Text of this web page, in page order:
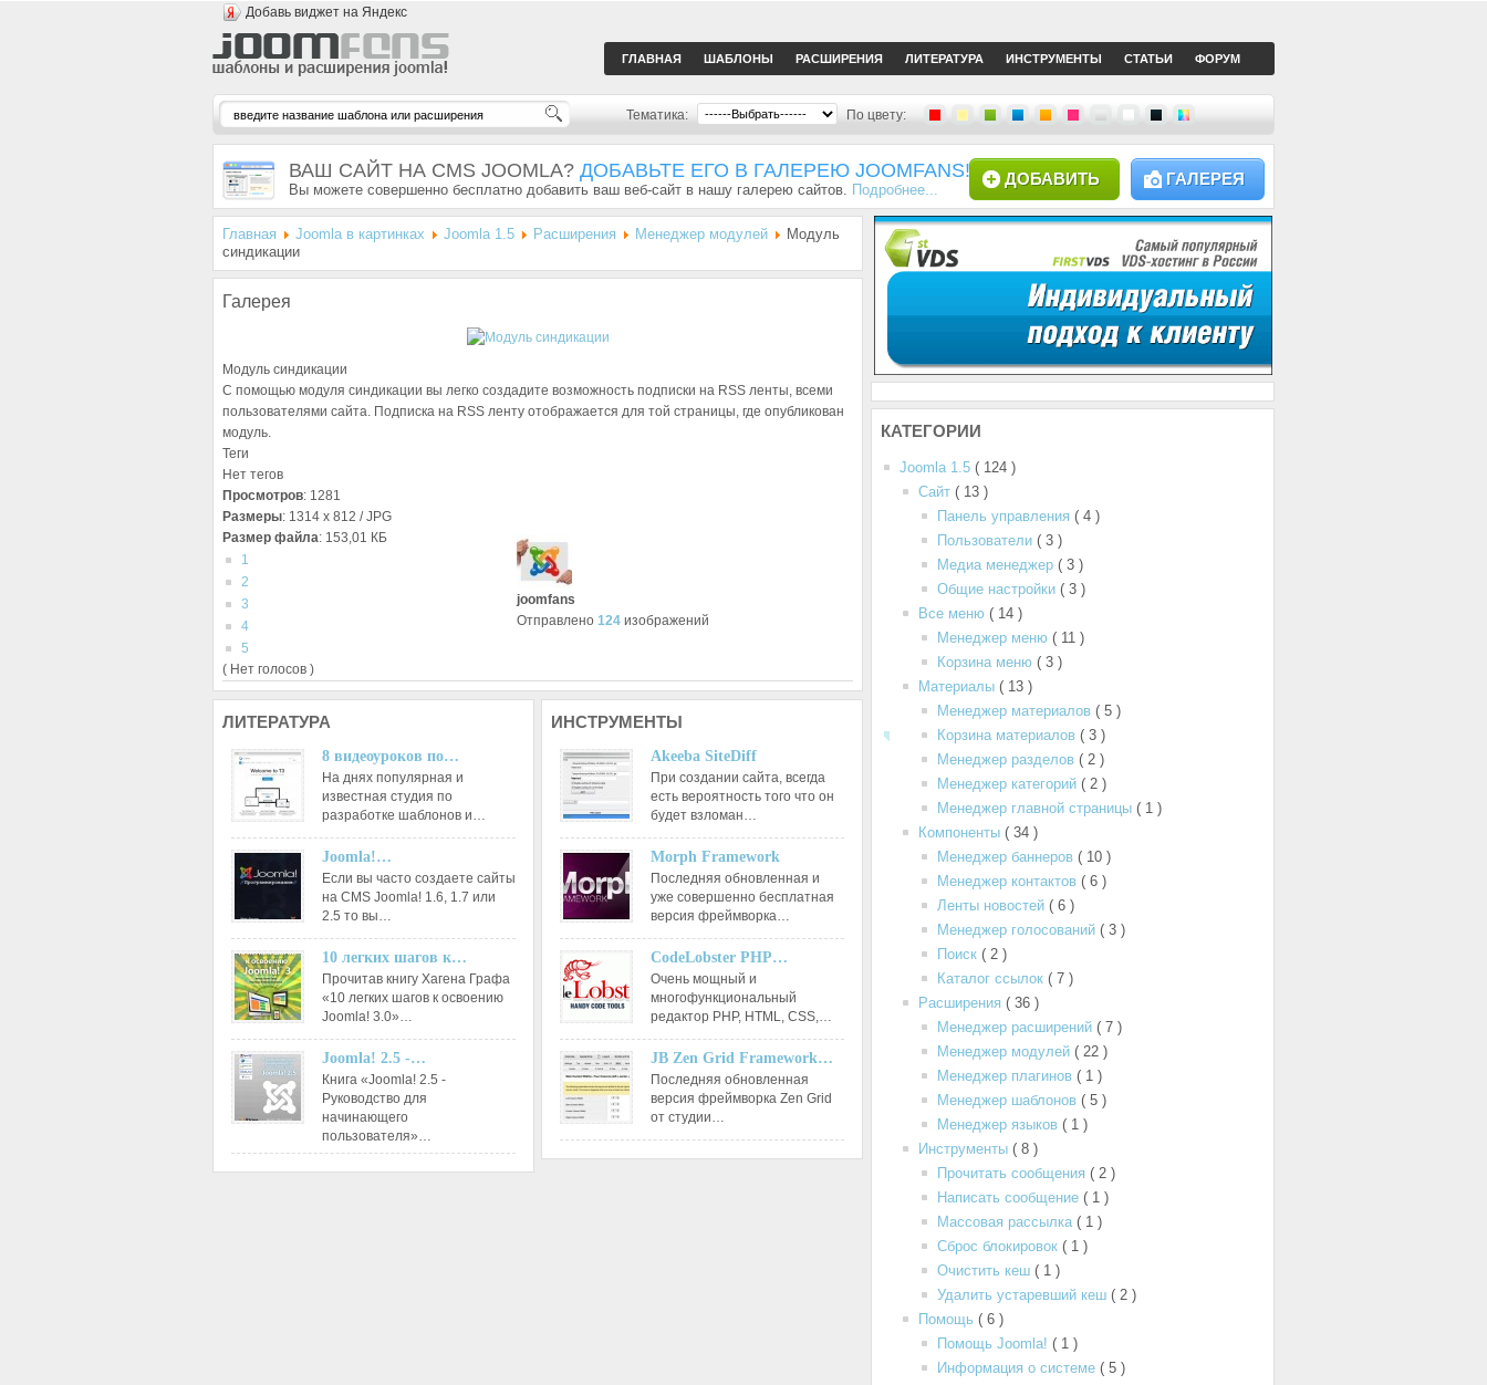
Добавь виджет на Яндекс
ГЛАВНАЯ ШАБЛОНЫ РАСШИРЕНИЯ ЛИТЕРАТУРА ИНСТРУМЕНТЫ СТАТЬИ ФОРУМ
Тематика: По цвету:
ВАШ САЙТ НА CMS JOOMLA? ДОБАВЬТЕ ЕГО В ГАЛЕРЕЮ JOOMFANS!
Вы можете совершенно бесплатно добавить ваш веб-сайт в нашу галерею сайтов. Подробнее...
ГАЛЕРЕЯ
ДОБАВИТЬ
Главная Joomla в картинках Joomla 1.5 Расширения Менеджер модулей
Модуль
синдикации
Галерея
Модуль синдикации
С помощью модуля синдикации вы легко создадите возможность подписки на RSS ленты, всеми
пользователями сайта. Подписка на RSS ленту отображается для той страницы, где опубликован
модуль.
Теги
Нет тегов
Просмотров: 1281
Размеры: 1314 x 812 / JPG
Размер файла: 153,01 КБ
1
2
3
4
5
( Нет голосов )
joomfans
Отправлено 124 изображений
ЛИТЕРАТУРА
8 видеоуроков по…
На днях популярная и
известная студия по
разработке шаблонов и…
Joomla!…
Если вы часто создаете сайты
на CMS Joomla! 1.6, 1.7 или
2.5 то вы…
10 легких шагов к…
Прочитав книгу Хагена Графа
«10 легких шагов к освоению
Joomla! 3.0»…
Joomla! 2.5 -…
Книга «Joomla! 2.5 -
Руководство для
начинающего
пользователя»…
ИНСТРУМЕНТЫ
Akeeba SiteDiff
При создании сайта, всегда
есть вероятность того что он
будет взломан…
Morph Framework
Последняя обновленная и
уже совершенно бесплатная
версия фреймворка…
CodeLobster PHP…
Очень мощный и
многофункциональный
редактор РНР, HTML, CSS,…
JB Zen Grid Framework…
Последняя обновленная
версия фреймворка Zen Grid
от студии…
КАТЕГОРИИ
Joomla 1.5 ( 124 )
Сайт ( 13 )
Панель управления ( 4 )
Пользователи ( 3 )
Медиа менеджер ( 3 )
Общие настройки ( 3 )
Все меню ( 14 )
Менеджер меню ( 11 )
Корзина меню ( 3 )
Материалы ( 13 )
Менеджер материалов ( 5 )
Корзина материалов ( 3 )
Менеджер разделов ( 2 )
Менеджер категорий ( 2 )
Менеджер главной страницы ( 1 )
Компоненты ( 34 )
Менеджер баннеров ( 10 )
Менеджер контактов ( 6 )
Ленты новостей ( 6 )
Менеджер голосований ( 3 )
Поиск ( 2 )
Каталог ссылок ( 7 )
Расширения ( 36 )
Менеджер расширений ( 7 )
Менеджер модулей ( 22 )
Менеджер плагинов ( 1 )
Менеджер шаблонов ( 5 )
Менеджер языков ( 1 )
Инструменты ( 8 )
Прочитать сообщения ( 2 )
Написать сообщение ( 1 )
Массовая рассылка ( 1 )
Сброс блокировок ( 1 )
Очистить кеш ( 1 )
Удалить устаревший кеш ( 2 )
Помощь ( 6 )
Помощь Joomla! ( 1 )
Информация о системе ( 5 )